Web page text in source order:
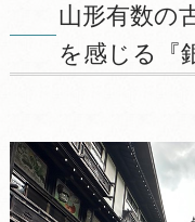
山形有数の
を感じる『